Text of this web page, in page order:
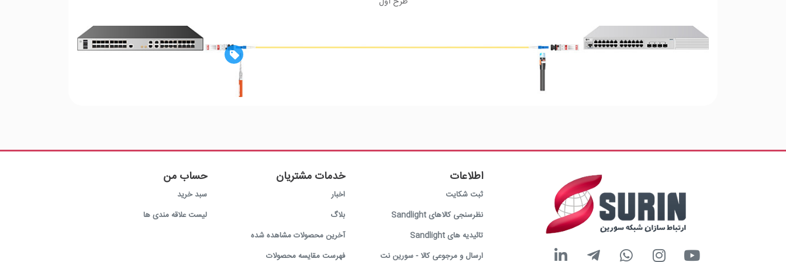

اطلاعات
ثبت شکایت
نظرسنجی کالاهای Sandlight
تائیدیه های Sandlight
ارسال و مرجوعی کالا - سورین نت
خدمات مشتریان
اخبار
بلاگ
آخرین محصولات مشاهده شده
فهرست مقایسه محصولات
حساب من
سبد خرید
لیست علاقه مندی ها